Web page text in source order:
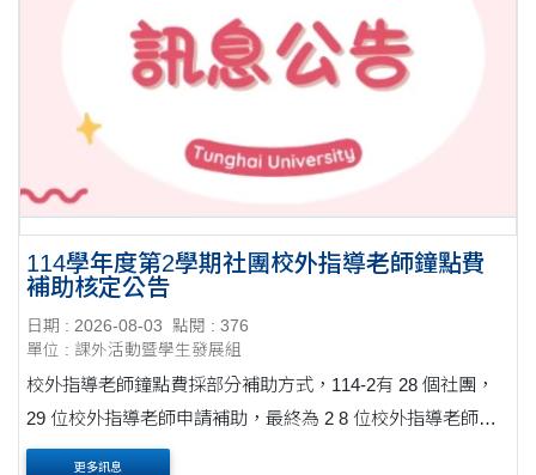
114學年度第2學期社團校外指導老師鐘點費
補助核定公告
日期 : 2026-08-03
點閱 : 376
單位 : 課外活動暨學生發展組
校外指導老師鐘點費採部分補助方式，114-2有 28 個社團，
29 位校外指導老師申請補助，最終為 2 8 位校外指導老師符
合補助資格。 114-2校外指導老師鐘點費所需302,975元，然
更多訊息